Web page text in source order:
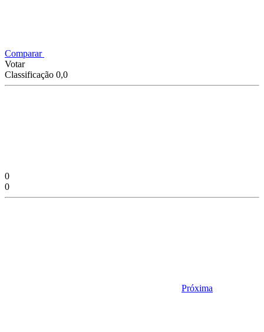
Comparar
Votar
Classificação 0,0
0
0
Próxima